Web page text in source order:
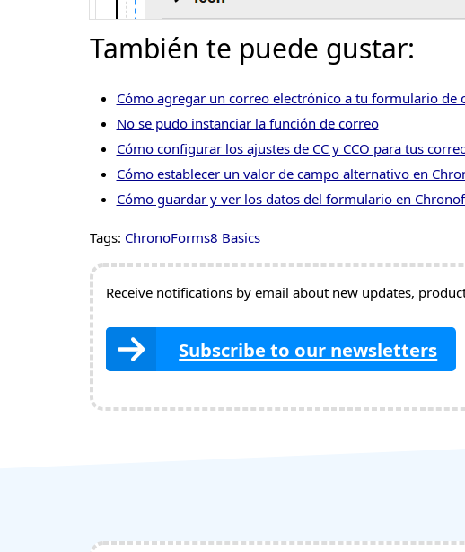
También te puede gustar:
Cómo agregar un correo electrónico a tu formulario de
No se pudo instanciar la función de correo
Cómo configurar los ajustes de CC y CCO para tus
Cómo establecer un valor de campo alternativo en
Cómo guardar y ver los datos del formulario en
Tags: ChronoForms8 Basics
Receive notifications by email about new updates,
Subscribe to our newsletters